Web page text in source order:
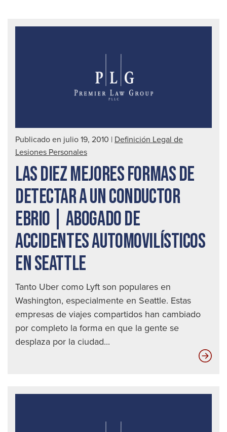
Publicado en julio 19, 2010 | Definición Legal de
Lesiones Personales
LAS DIEZ MEJORES FORMAS DE
DETECTAR A UN CONDUCTOR
EBRIO | ABOGADO DE
ACCIDENTES AUTOMOVILÍSTICOS
EN SEATTLE
Tanto Uber como Lyft son populares en
Washington, especialmente en Seattle. Estas
empresas de viajes compartidos han cambiado
por completo la forma en que la gente se
desplaza por la ciudad...
Las